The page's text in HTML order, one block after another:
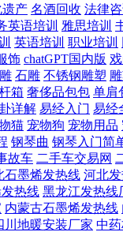
产 名酒回收 法律
英语培训 雅思培训
英语培训 职业培训
饰 chatGPT国内版
石雕 不锈钢雕塑
箱 奢侈品包包 单肩
详解 易经入门 易经
猫 宠物狗 宠物用品
钢琴曲 钢琴入门简
故车 二手车交易网
石墨烯发热线 河北
热线 黑龙江发热线
内蒙古石墨烯发热线
川地暖安装厂家 中